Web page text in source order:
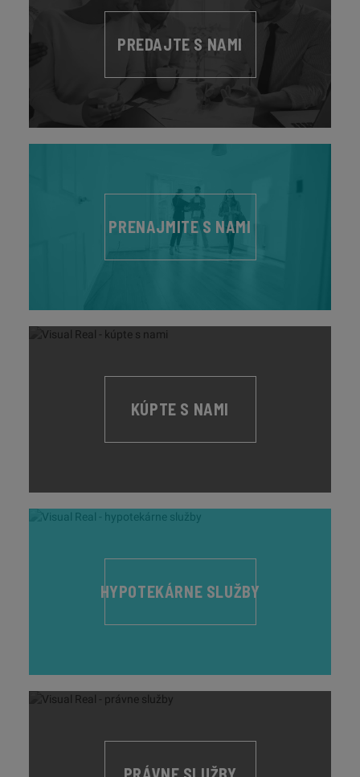
PREDAJTE S NAMI
PRENAJMITE S NAMI
KÚPTE S NAMI
HYPOTEKÁRNE SLUŽBY